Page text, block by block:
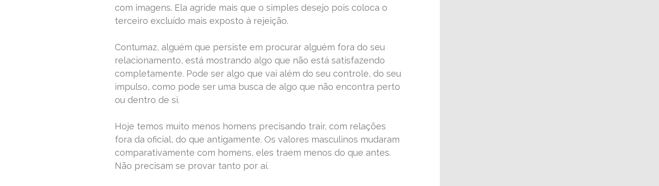
com imagens. Ela agride mais que o simples desejo pois coloca o
terceiro excluído mais exposto à rejeição.
Contumaz, alguém que persiste em procurar alguém fora do seu
relacionamento, está mostrando algo que não está satisfazendo
completamente. Pode ser algo que vai além do seu controle, do seu
impulso, como pode ser uma busca de algo que não encontra perto
ou dentro de si.
Hoje temos muito menos homens precisando trair, com relações
fora da oficial, do que antigamente. Os valores masculinos mudaram
comparativamente com homens, eles traem menos do que antes.
Não precisam se provar tanto por aí.